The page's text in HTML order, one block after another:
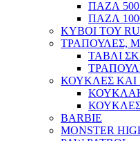
ΠΑΖΛ
ΠΑΖΛ
ΚΥΒΟΙ ΤΟΥ
ΤΡΑΠΟΥΛΕΣ,
ΤΑΒΛΙ
ΚΟΥΚΛΕΣ
BARBIE
MONSTER